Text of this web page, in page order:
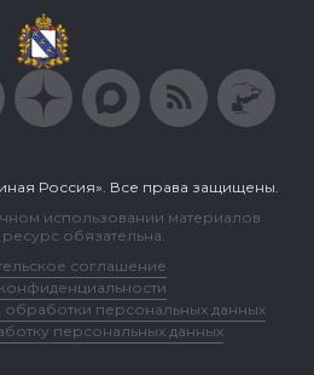
Россия». Все права защищены.
использовании материалов
обязательна.
соглашение
персональных данных
персональных данных